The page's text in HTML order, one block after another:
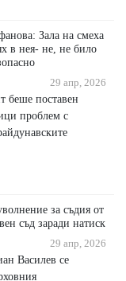
Зала на смеха
в нея- не, не било
29 апр, 2026
беше поставен
проблем с
за съдия от
съд заради натиск
29 апр, 2026
Василев се